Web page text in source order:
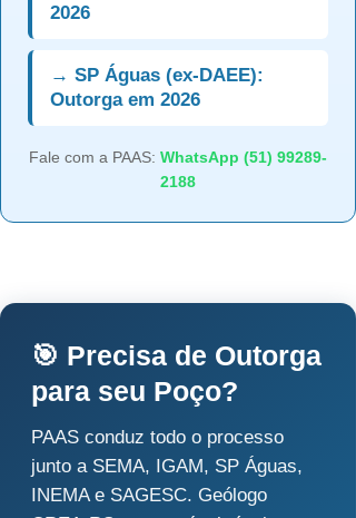
2026
→ SP Águas (ex-DAEE):
Outorga em 2026
Fale com a PAAS: WhatsApp (51) 99289-
2188
🎯 Precisa de Outorga
para seu Poço?
PAAS conduz todo o processo
junto a SEMA, IGAM, SP Águas,
INEMA e SAGESC. Geólogo